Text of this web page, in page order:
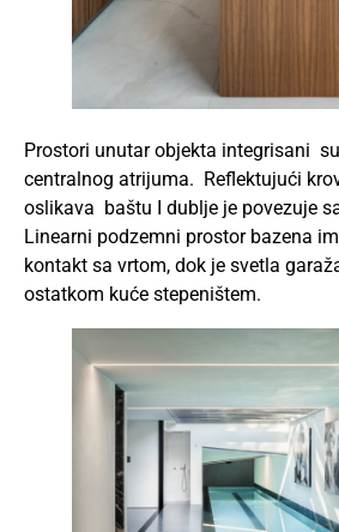
Prostori unutar objekta integrisani
centralnog atrijuma. Reflektujući
oslikava baštu I dublje je povezuje
Linearni podzemni prostor bazena
kontakt sa vrtom, dok je svetla
ostatkom kuće stepeništem.